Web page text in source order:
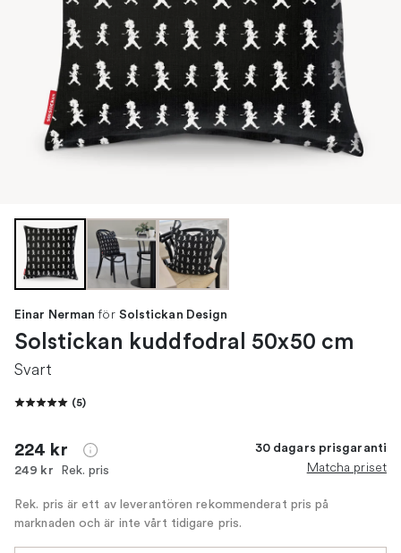
Einar Nerman för Solstickan Design
Solstickan kuddfodral 50x50 cm
Svart
(5)
224 kr
249 kr Rek. pris
30 dagars prisgaranti
Matcha priset
Rek. pris är ett av leverantören rekommenderat pris på
marknaden och är inte vårt tidigare pris.